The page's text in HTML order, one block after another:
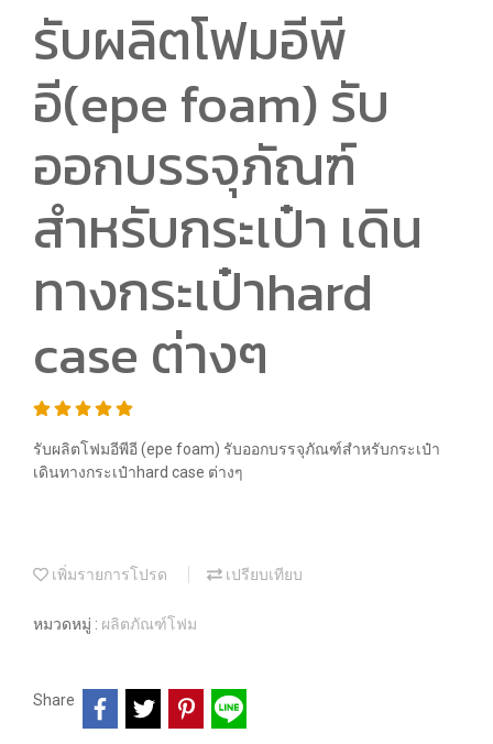
รับผลิตโฟมอีพี
อี(epe foam) รับ
ออกบรรจุภัณฑ์
สำหรับกระเป๋า เดิน
ทางกระเป๋าhard
case ต่างๆ
รับผลิตโฟมอีพีอี (epe foam) รับออกบรรจุภัณฑ์สำหรับกระเป๋า
เดินทางกระเป๋าhard case ต่างๆ
เพิ่มรายการโปรด เปรียบเทียบ
หมวดหมู่ : ผลิตภัณฑ์โฟม
Share